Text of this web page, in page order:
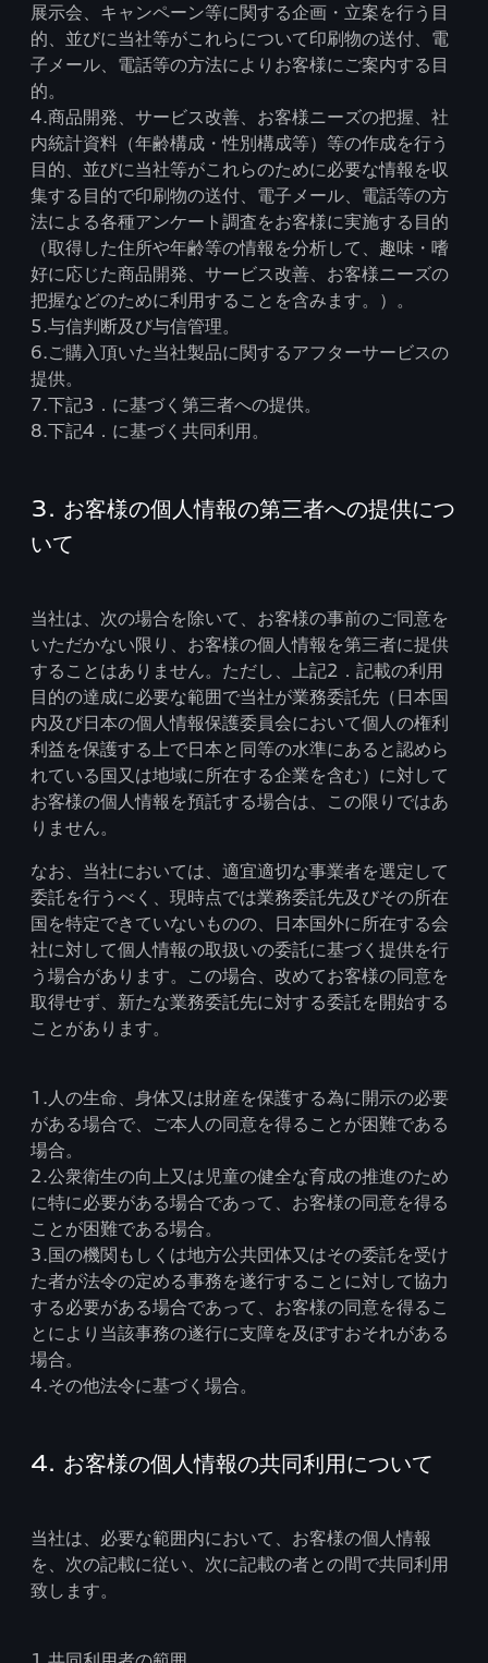
展示会、キャンペーン等に関する企画・立案を行う目
的、並びに当社等がこれらについて印刷物の送付、電
子メール、電話等の方法によりお客様にご案内する目
的。
4.商品開発、サービス改善、お客様ニーズの把握、社
内統計資料（年齢構成・性別構成等）等の作成を行う
目的、並びに当社等がこれらのために必要な情報を収
集する目的で印刷物の送付、電子メール、電話等の方
法による各種アンケート調査をお客様に実施する目的
（取得した住所や年齢等の情報を分析して、趣味・嗜
好に応じた商品開発、サービス改善、お客様ニーズの
把握などのために利用することを含みます。）。
5.与信判断及び与信管理。
6.ご購入頂いた当社製品に関するアフターサービスの
提供。
7.下記3．に基づく第三者への提供。
8.下記4．に基づく共同利用。
3. お客様の個人情報の第三者への提供につ
いて
当社は、次の場合を除いて、お客様の事前のご同意を
いただかない限り、お客様の個人情報を第三者に提供
することはありません。ただし、上記2．記載の利用
目的の達成に必要な範囲で当社が業務委託先（日本国
内及び日本の個人情報保護委員会において個人の権利
利益を保護する上で日本と同等の水準にあると認めら
れている国又は地域に所在する企業を含む）に対して
お客様の個人情報を預託する場合は、この限りではあ
りません。
なお、当社においては、適宜適切な事業者を選定して
委託を行うべく、現時点では業務委託先及びその所在
国を特定できていないものの、日本国外に所在する会
社に対して個人情報の取扱いの委託に基づく提供を行
う場合があります。この場合、改めてお客様の同意を
取得せず、新たな業務委託先に対する委託を開始する
ことがあります。
1.人の生命、身体又は財産を保護する為に開示の必要
がある場合で、ご本人の同意を得ることが困難である
場合。
2.公衆衛生の向上又は児童の健全な育成の推進のため
に特に必要がある場合であって、お客様の同意を得る
ことが困難である場合。
3.国の機関もしくは地方公共団体又はその委託を受け
た者が法令の定める事務を遂行することに対して協力
する必要がある場合であって、お客様の同意を得るこ
とにより当該事務の遂行に支障を及ぼすおそれがある
場合。
4.その他法令に基づく場合。
4. お客様の個人情報の共同利用について
当社は、必要な範囲内において、お客様の個人情報
を、次の記載に従い、次に記載の者との間で共同利用
致します。